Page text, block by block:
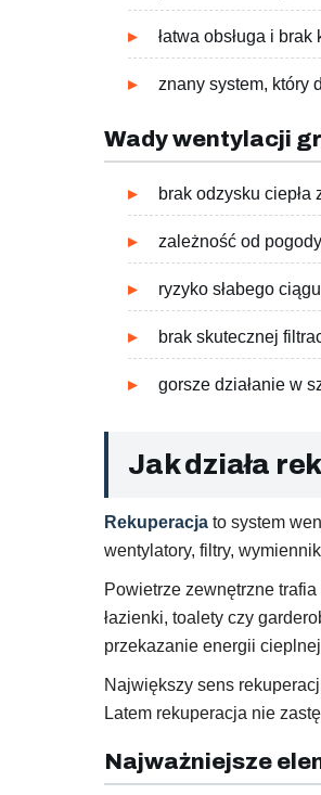
łatwa obsługa i
znany system, który
Wady wentylacji
brak odzysku
zależność od
ryzyko słabego
brak skutecznej
gorsze działanie w
Jak działa
Rekuperacja to system
wentylatory, filtry,
Powietrze zewnętrzne
łazienki, toalety czy
przekazanie energii
Największy sens
Latem rekuperacja nie
Najważniejsze